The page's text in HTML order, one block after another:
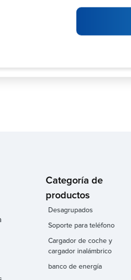
Categoría de
productos
Desagrupados
Soporte para teléfono
Cargador de coche y
cargador inalámbrico
banco de energía